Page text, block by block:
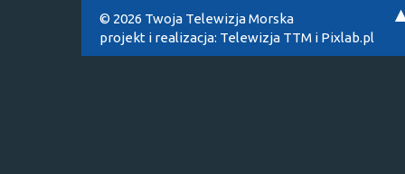
© 2026 Twoja Telewizja Morska
projekt i realizacja: Telewizja TTM i Pixlab.pl